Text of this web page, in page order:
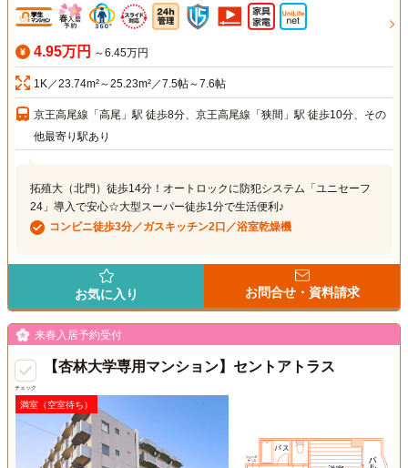
4.95万円 ～6.45万円
1K／23.74m²～25.23m²／7.5帖～7.6帖
京王高尾線「高尾」駅 徒歩8分、京王高尾線「狭間」駅 徒歩10分、その
他最寄り駅あり
拓殖大（北門）徒歩14分！オートロックに防犯システム「ユニセーフ
24」導入で安心☆大型スーパー徒歩1分で生活便利♪
コンビニ徒歩3分／ガスキッチン2口／浴室乾燥機
お気に入り お問合せ・資料請求
チェック
来春入居予約受付
【杏林大学専用マンション】セントアトラス
満室（空室待ち）